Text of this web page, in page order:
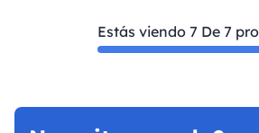
Estás viendo 7 De 7